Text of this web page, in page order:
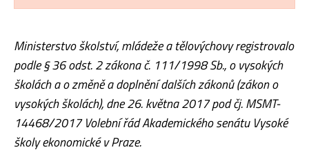
Ministerstvo školství, mládeže a tělovýchovy registrovalo
podle § 36 odst. 2 zákona č. 111/1998 Sb., o vysokých
školách a o změně a doplnění dalších zákonů (zákon o
vysokých školách), dne 26. května 2017 pod čj. MSMT-
14468/2017 Volební řád Akademického senátu Vysoké
školy ekonomické v Praze.